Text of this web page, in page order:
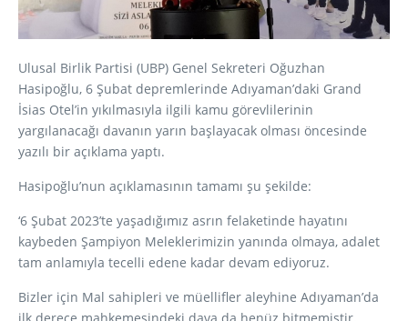
Ulusal Birlik Partisi (UBP) Genel Sekreteri Oğuzhan
Hasipoğlu, 6 Şubat depremlerinde Adıyaman’daki Grand
İsias Otel’in yıkılmasıyla ilgili kamu görevlilerinin
yargılanacağı davanın yarın başlayacak olması öncesinde
yazılı bir açıklama yaptı.
Hasipoğlu’nun açıklamasının tamamı şu şekilde:
‘6 Şubat 2023’te yaşadığımız asrın felaketinde hayatını
kaybeden Şampiyon Meleklerimizin yanında olmaya, adalet
tam anlamıyla tecelli edene kadar devam ediyoruz.
Bizler için Mal sahipleri ve müellifler aleyhine Adıyaman’da